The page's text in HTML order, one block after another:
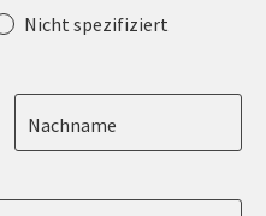
Nicht spezifiziert
Nachname